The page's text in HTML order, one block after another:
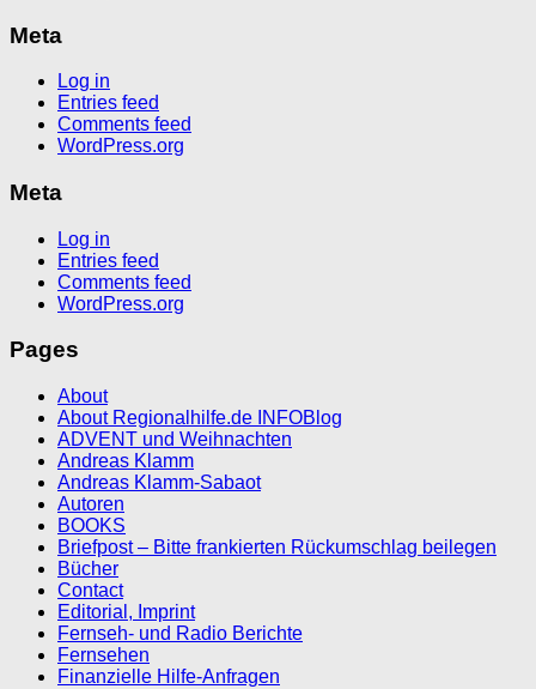
Meta
Log in
Entries feed
Comments feed
WordPress.org
Meta
Log in
Entries feed
Comments feed
WordPress.org
Pages
About
About Regionalhilfe.de INFOBlog
ADVENT und Weihnachten
Andreas Klamm
Andreas Klamm-Sabaot
Autoren
BOOKS
Briefpost – Bitte frankierten Rückumschlag beilegen
Bücher
Contact
Editorial, Imprint
Fernseh- und Radio Berichte
Fernsehen
Finanzielle Hilfe-Anfragen